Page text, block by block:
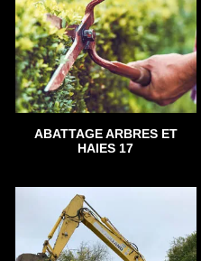
ABATTAGE ARBRES ET
HAIES 17